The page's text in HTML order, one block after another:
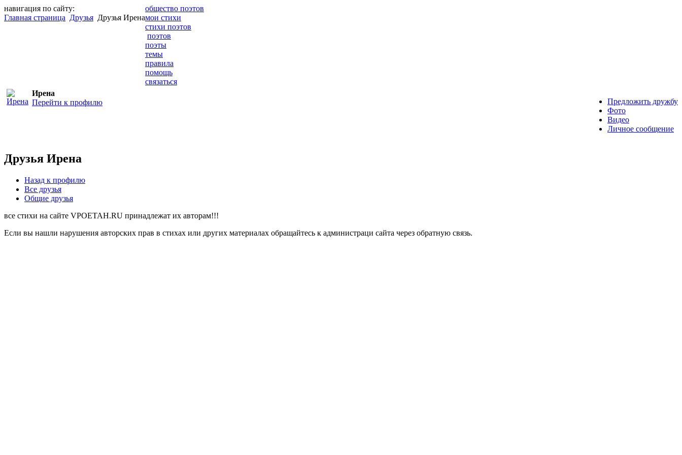
навигация по сайту:
Главная страница Друзья Друзья Ирена
общество поэтов
мои стихи
стихи поэтов
поэтов
поэты
темы
правила
помощь
связаться
Ирена
Перейти к профилю
Предложить дружбу
Фото
Видео
Личное сообщение
Друзья Ирена
Назад к профилю
Все друзья
Общие друзья
все стихи на сайте VPOETAH.RU принадлежат их авторам!!!
Если вы нашли нарушения авторских прав в стихах или других материалах обращайтесь к администраци сайта через обратную связь.